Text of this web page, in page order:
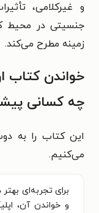
و غیرکلامی،
جنسیتی در محیط
زمینه مطرح می‌کند.
خواندن کتاب
چه کسانی
این کتاب را به
می‌کنیم.
برای تجربه‌ای بهتر
و خواندن آن،